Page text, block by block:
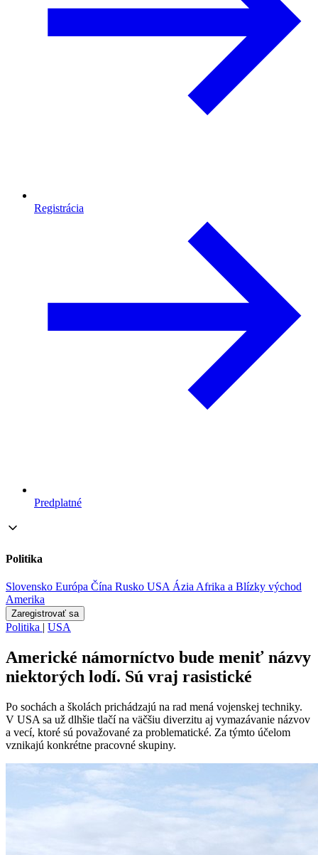
Registrácia
Predplatné
Politika
Slovensko Európa Čína Rusko USA ÁziaAfrika a Blízky východ
Amerika
Zaregistrovať sa
Politika | USA
Americké námorníctvo bude meniť názvy
niektorých lodí. Sú vraj rasistické
Po sochách a školách prichádzajú na rad mená vojenskej techniky.
V USA sa už dlhšie tlačí na väčšiu diverzitu aj vymazávanie názvov
a vecí, ktoré sú považované za problematické. Za týmto účelom
vznikajú konkrétne pracovné skupiny.